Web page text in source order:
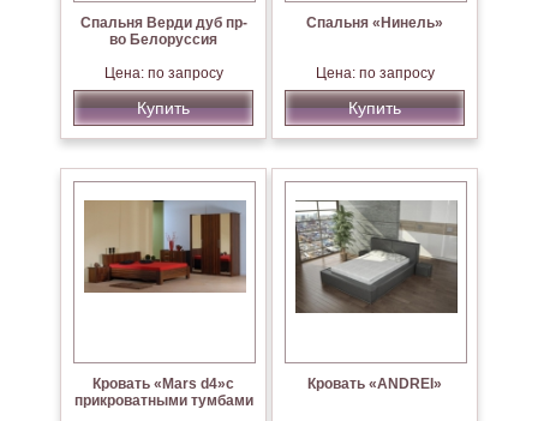
Спальня Верди дуб пр-
во Белоруссия
Цена: по запросу
Купить
Спальня «Нинель»
Цена: по запросу
Купить
Кровать «Mars d4»с
прикроватными тумбами
Кровать «ANDREI»